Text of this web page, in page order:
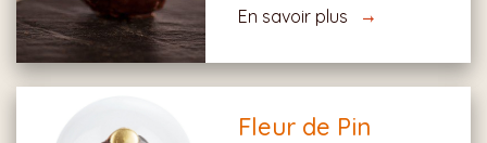
En savoir plus
Fleur de Pin